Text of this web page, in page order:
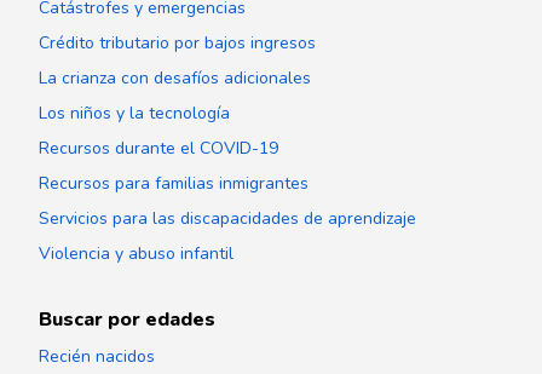
Catástrofes y emergencias
Crédito tributario por bajos ingresos
La crianza con desafíos adicionales
Los niños y la tecnología
Recursos durante el COVID-19
Recursos para familias inmigrantes
Servicios para las discapacidades de aprendizaje
Violencia y abuso infantil
Buscar por edades
Recién nacidos